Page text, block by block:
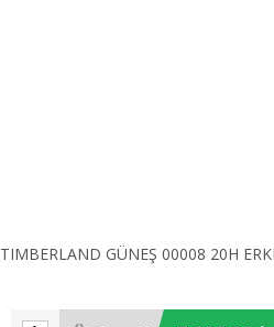
TIMBERLAND GÜNEŞ 00008 20H